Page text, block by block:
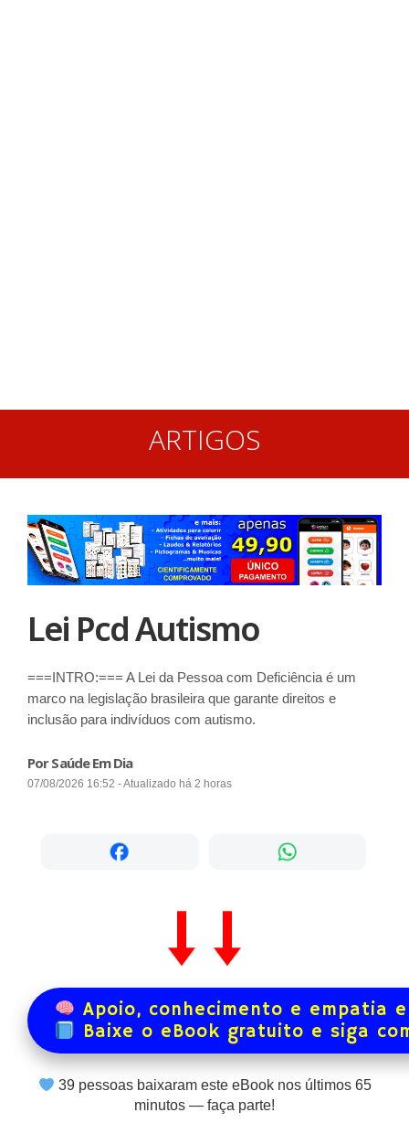
ARTIGOS
Lei Pcd Autismo
===INTRO:=== A Lei da Pessoa com Deficiência é um
marco na legislação brasileira que garante direitos e
inclusão para indivíduos com autismo.
Por Saúde Em Dia
07/08/2026 16:52 - Atualizado há 2 horas
Apoio, conhecimento e empatia
Baixe o eBook gratuito e siga
39pessoas baixaram este eBook nos últimos 65
minutos — faça parte!